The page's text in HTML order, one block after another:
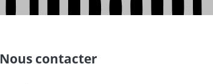
Nous contacter